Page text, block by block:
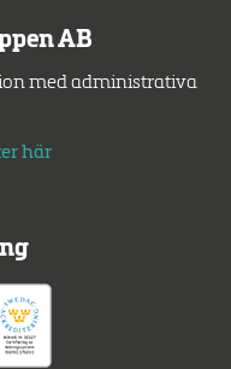
AB
med administrativa
här